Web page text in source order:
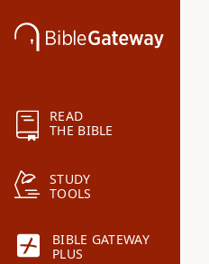
READ
THE BIBLE
STUDY
TOOLS
BIBLE GATEWAY
PLUS